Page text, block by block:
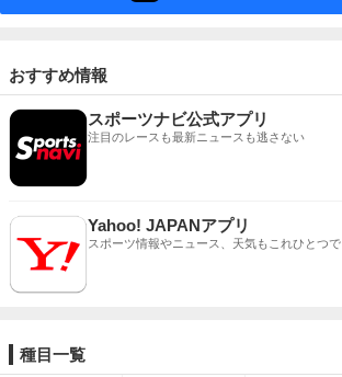
おすすめ情報
スポーツナビ公式アプリ
注目のレースも最新ニュースも逃さない
Yahoo! JAPANアプリ
スポーツ情報やニュース、天気もこれひとつで
種目一覧